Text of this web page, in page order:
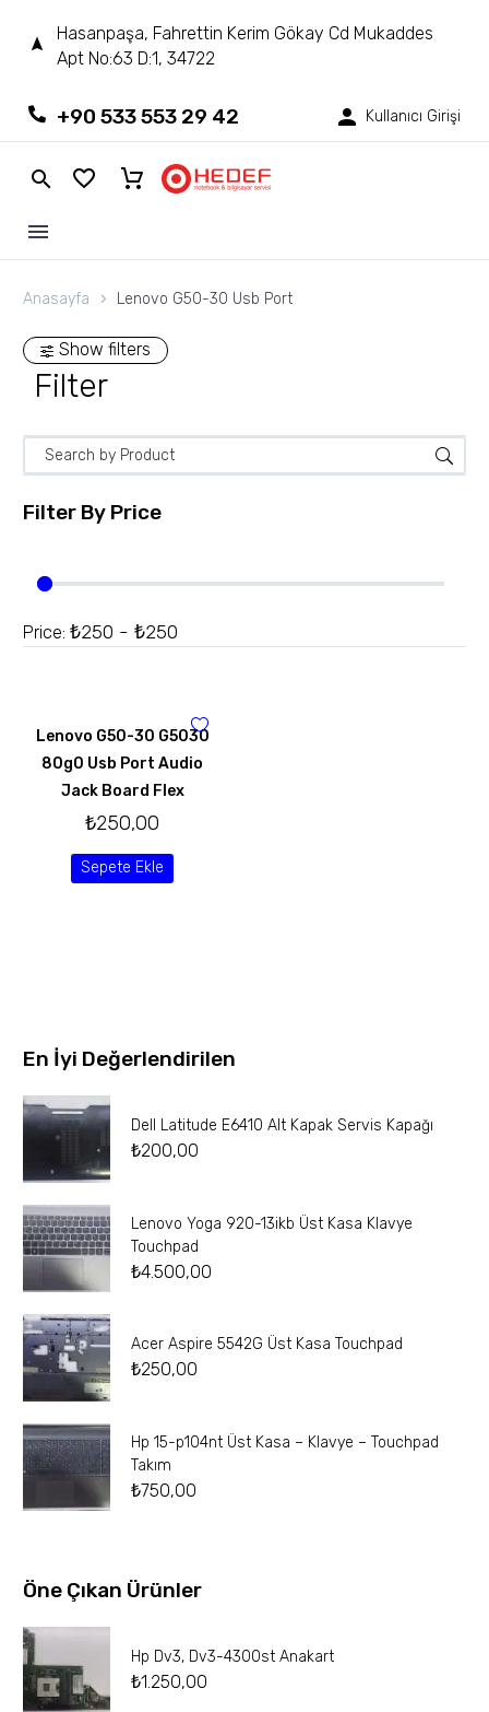
Hasanpaşa, Fahrettin Kerim Gökay Cd Mukaddes
Apt No:63 D:1, 34722
+90 533 553 29 42 Kullanıcı Girişi
Anasayfa Lenovo G50-30 Usb Port
Show filters
Filter
Filter By Price
Price: ₺250 - ₺250
Lenovo G50-30 G5030
80g0 Usb Port Audio
Jack Board Flex
₺250,00
Sepete Ekle
En İyi Değerlendirilen
Dell Latitude E6410 Alt Kapak Servis Kapağı
₺200,00
Lenovo Yoga 920-13ikb Üst Kasa Klavye
Touchpad
₺4.500,00
Acer Aspire 5542G Üst Kasa Touchpad
₺250,00
Hp 15-p104nt Üst Kasa – Klavye – Touchpad
Takım
₺750,00
Öne Çıkan Ürünler
Hp Dv3, Dv3-4300st Anakart
₺1.250,00